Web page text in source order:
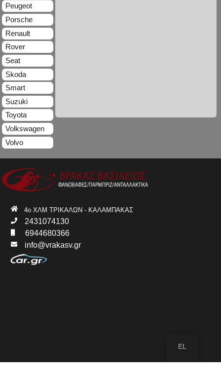
Peugeot
Porsche
Renault
Rover
Seat
Skoda
Smart
Suzuki
Toyota
Volkswagen
Volvo
4ο ΧΛΜ ΤΡΙΚΑΛΩΝ - ΚΑΛΑΜΠΑΚΑΣ
2431074130
6944680366
info@vrakasv.gr
EL